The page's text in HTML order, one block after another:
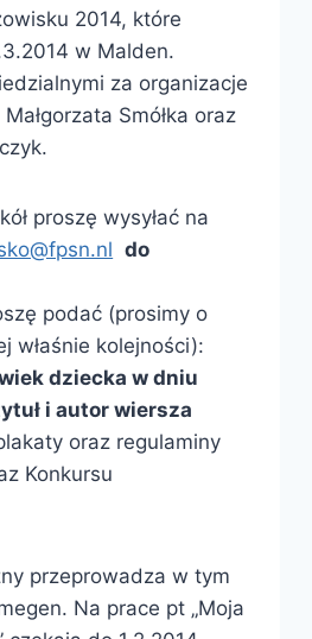
2014, które
w Malden.
za organizacje
Smółka oraz
proszę wysyłać na
do
podać (prosimy o
właśnie kolejności):
dziecka w dniu
i autor wiersza
oraz regulaminy
Konkursu
przeprowadza w tym
Na prace pt „Moja